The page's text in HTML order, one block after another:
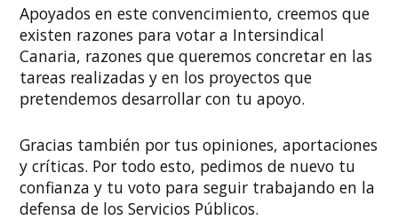
Apoyados en este convencimiento, creemos que
existen razones para votar a Intersindical
Canaria, razones que queremos concretar en las
tareas realizadas y en los proyectos que
pretendemos desarrollar con tu apoyo.
Gracias también por tus opiniones, aportaciones
y críticas. Por todo esto, pedimos de nuevo tu
confianza y tu voto para seguir trabajando en la
defensa de los Servicios Públicos.